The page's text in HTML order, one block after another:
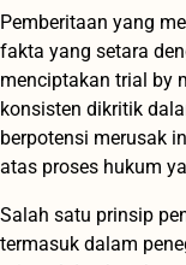
Pemberitaan yang
fakta yang setara
menciptakan trial by
konsisten dikritik
berpotensi merusak
atas proses hukum
Salah satu prinsip
termasuk dalam